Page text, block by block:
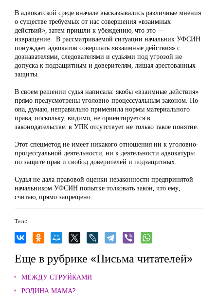
В адвокатской среде вначале высказывались различные мнения
о существе требуемых от нас совершения «взаимных
действий», затем пришли к убеждению, что это —
извращение. В рассматриваемой ситуации начальник УФСИН
понуждает адвокатов совершать «взаимные действия» с
дознавателями, следователями и судьями под угрозой не
допуска к подзащитным и доверителям, лишая арестованных
защиты.
В своем решении судья написала: якобы «взаимные действия»
прямо предусмотрены уголовно-процессуальным законом. Но
она, думаю, неправильно применила нормы материального
права, поскольку, видимо, не ориентируется в
законодательстве: в УПК отсутствует не только такое понятие.
Этот спецметод не имеет никакого отношения ни к уголовно-
процессуальной деятельности, ни к деятельности адвокатуры
по защите прав и свобод доверителей и подзащитных.
Судья не дала правовой оценки незаконности предпринятой
начальником УФСИН попытке толковать закон, что ему,
считаю, прямо запрещено.
Теги:
Еще в рубрике «Письма читателей»
МЕЖДУ СТРУЙКАМИ
РОДИНА МАМА?